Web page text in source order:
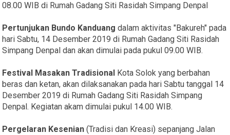
08.00 WIB di Rumah Gadang Siti Rasidah Simpang Denpal
Pertunjukan Bundo Kanduang dalam aktivitas "Bakureh" pada
hari Sabtu, 14 Desember 2019 di Rumah Gadang Siti Rasidah
Simpang Denpal dan akan dimulai pada pukul 09.00 WIB.
Festival Masakan Tradisional Kota Solok yang berbahan
beras dan ketan, akan dilaksanakan pada hari Sabtu tanggal 14
Desember 2019 di Rumah Gadang Siti Rasidah Simpang
Denpal. Kegiatan akam dimulai pukul 14.00 WIB.
Pergelaran Kesenian (Tradisi dan Kreasi) sepanjang Jalan